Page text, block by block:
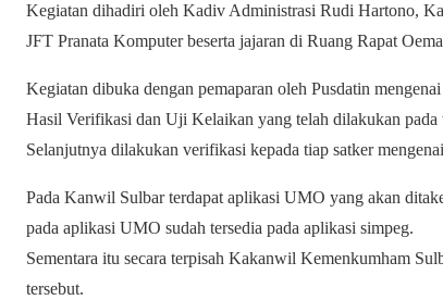
Kegiatan dihadiri oleh Kadiv Administrasi Rudi Hartono,
JFT Pranata Komputer beserta jajaran di Ruang Rapat
Kegiatan dibuka dengan pemaparan oleh Pusdatin
Hasil Verifikasi dan Uji Kelaikan yang telah dilakukan pada
Selanjutnya dilakukan verifikasi kepada tiap satker
Pada Kanwil Sulbar terdapat aplikasi UMO yang akan
pada aplikasi UMO sudah tersedia pada aplikasi simpeg.
Sementara itu secara terpisah Kakanwil Kemenkumham
tersebut.